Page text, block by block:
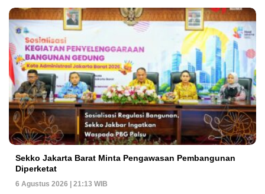
Sekko Jakarta Barat Minta Pengawasan Pembangunan
Diperketat
6 Agustus 2026 | 21:13 WIB